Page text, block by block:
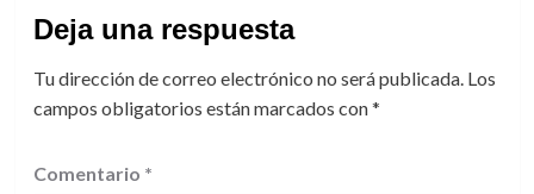
Deja una respuesta
Tu dirección de correo electrónico no será publicada. Los
campos obligatorios están marcados con*
Comentario *